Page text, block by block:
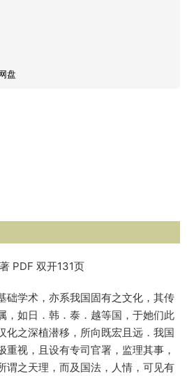
盘
PDF 双开131页
础学术，亦系我国固有之文化，其传
，如日．韩．泰．越等国，于她们此
化之深植潜移，所向既宏且远．我国
重视，且设有专司官署，监理其事，
谓之天理，而及国法，人情，可见有